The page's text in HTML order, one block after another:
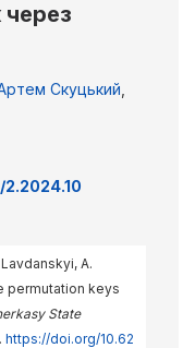
Скуцький
A.
permutation keys
State
https://doi.org/10.62